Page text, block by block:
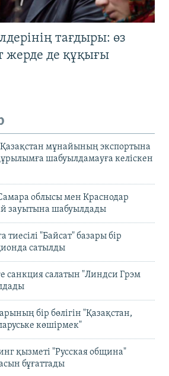
тағдыры: өз
жерде де құқығы
мұнайының экспортына
шабуылдамауға келіскен
облысы мен Краснодар
зауытына шабуылдады
"Байсат" базары бір
сатылды
санкция салатын "Линдси Грэм
бір бөлігін "Қазақстан,
көшірмек"
қызметі "Русская община"
бұғаттады